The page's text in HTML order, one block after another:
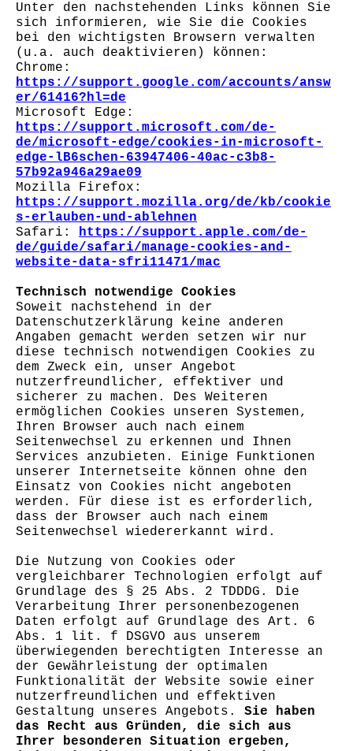
Unter den nachstehenden Links können Sie
sich informieren, wie Sie die Cookies
bei den wichtigsten Browsern verwalten
(u.a. auch deaktivieren) können:
Chrome:
https://support.google.com/accounts/answ
er/61416?hl=de
Microsoft Edge:
https://support.microsoft.com/de-
de/microsoft-edge/cookies-in-microsoft-
edge-lB6schen-63947406-40ac-c3b8-
57b92a946a29ae09
Mozilla Firefox:
https://support.mozilla.org/de/kb/cookie
s-erlauben-und-ablehnen
Safari:
https://support.apple.com/de-
de/guide/safari/manage-cookies-and-
website-data-sfri11471/mac
Technisch notwendige Cookies
Soweit nachstehend in der
Datenschutzerklärung keine anderen
Angaben gemacht werden setzen wir nur
diese technisch notwendigen Cookies zu
dem Zweck ein, unser Angebot
nutzerfreundlicher, effektiver und
sicherer zu machen. Des Weiteren
ermöglichen Cookies unseren Systemen,
Ihren Browser auch nach einem
Seitenwechsel zu erkennen und Ihnen
Services anzubieten. Einige Funktionen
unserer Internetseite können ohne den
Einsatz von Cookies nicht angeboten
werden. Für diese ist es erforderlich,
dass der Browser auch nach einem
Seitenwechsel wiedererkannt wird.
Die Nutzung von Cookies oder
vergleichbarer Technologien erfolgt auf
Grundlage des § 25 Abs. 2 TDDDG. Die
Verarbeitung Ihrer personenbezogenen
Daten erfolgt auf Grundlage des Art. 6
Abs. 1 lit. f DSGVO aus unserem
überwiegenden berechtigten Interesse an
der Gewährleistung der optimalen
Funktionalität der Website sowie einer
nutzerfreundlichen und effektiven
Gestaltung unseres Angebots. Sie haben
das Recht aus Gründen, die sich aus
Ihrer besonderen Situation ergeben,